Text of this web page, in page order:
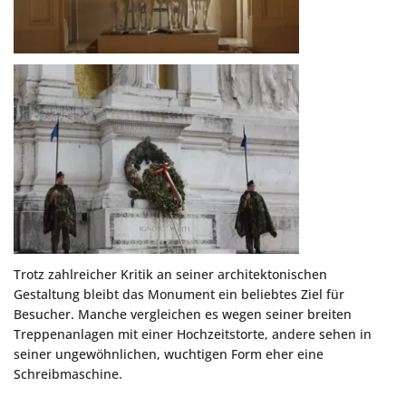
Trotz zahlreicher Kritik an seiner architektonischen
Gestaltung bleibt das Monument ein beliebtes Ziel für
Besucher. Manche vergleichen es wegen seiner breiten
Treppenanlagen mit einer Hochzeitstorte, andere sehen in
seiner ungewöhnlichen, wuchtigen Form eher eine
Schreibmaschine.